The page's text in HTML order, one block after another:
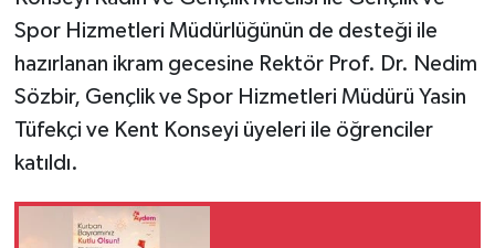
Spor Hizmetleri Müdürlüğünün de desteği ile
hazırlanan ikram gecesine Rektör Prof. Dr. Nedim
Sözbir, Gençlik ve Spor Hizmetleri Müdürü Yasin
Tüfekçi ve Kent Konseyi üyeleri ile öğrenciler
katıldı.